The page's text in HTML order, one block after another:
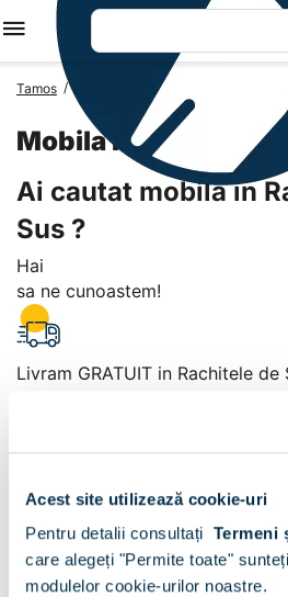
Acest site utilizează cookie-uri
Pentru detalii consultați Termeni
care alegeți "Permite toate"
modulelor cookie-urilor noastre.
Tamos / Mobila Romania Mobila Judetul
Mobila Rachitele de
Ai cautat mobila in
Sus ?
Hai
sa ne cunoastem!
Livram GRATUIT in Rachitele de
Plata la livrare sau in magazin
Rachitele de Sus
+